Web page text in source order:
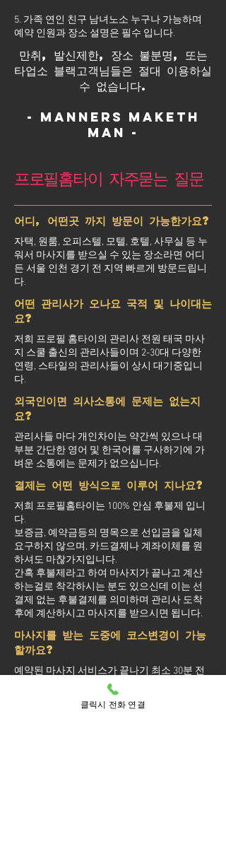
5. 가족 연인 친구 남녀노소 누구나 가능하며
예약 인원과 장소 설명은 필수 입니다.
만취, 발신제한, 장소 불분명, 또는
타업소 블랙고객님들은 절대 이용하실
수 없습니다.
- Manners maketh
man -
프로필홈타이 자주묻는 질문
어디, 어떤곳 까지 방문이 가능한가요?
자택, 원룸, 오피스텔, 모텔, 호텔, 사무실 등 누
워서 마사지를 받으실 수 있는 장소라면 어디
든 서울 인천 경기 전 지역 빠르게 방문드립니
다.
어떤 관리사가 오나요 국적 및 나이대는
요?
저희 프로필 홈타이의 관리사 전원 태국 마사
지 스쿨 출신의 관리사들이며 2-30대 다양한
연령, 스타일의 관리사들이 상시 대기중입니
다.
외국인이면 의사소통에 문제는 없는지
요?
관리사들 마다 개인차이는 약간씩 있으나 대
부분 간단한 영어 및 한국어를 구사하기에 가
벼운 소통에는 문제가 없으십니다.
결제는 어떤 방식으로 이루어 지나요?
저희 프로필홈타이는 100% 안심 후불제 입니
다.
보증금, 예약금등의 명목으로 선입금을 일체
요구하지 않으며, 카드결제나 계좌이체를 원
하셔도 마찮가지입니다.
간혹 후불제라고 하여 마사지가 끝나고 계산
하는걸로 착각하시는 분도 있으신데 이는 선
결제 없는 후불결제를 의미하며 관리사 도착
후에 계산하시고 마사지를 받으시면 됩니다.
마사지를 받는 도중에 코스변경이 가능
할까요?
예약된 마사지 서비스가 끝나기 최소 30분 전
에는 연락 부탁드립니다.
실장님께 연락을 주셔야 예약 상황에 따라 시
간 추가나 코스 변경이 가능합니다.
클릭시 전화 연결